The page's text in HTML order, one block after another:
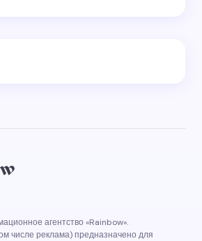
агентство «Rainbow».
числе реклама) предназначено для